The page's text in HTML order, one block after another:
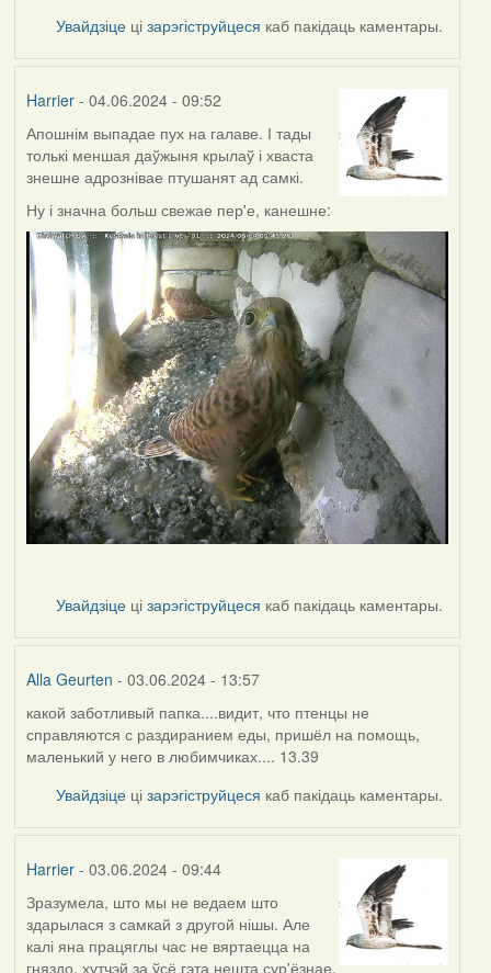
Увайдзіце цізарэгіструйцеся каб пакідаць каментары.
Harrier- 04.06.2024 - 09:52
Апошнім выпадае пух на галаве. І тады
толькі меншая даўжыня крылаў і хваста
знешне адрознівае птушанят ад самкі.
Ну і значна больш свежае пер'е, канешне:
Увайдзіце цізарэгіструйцеся каб пакідаць каментары.
Alla Geurten - 03.06.2024 - 13:57
какой заботливый папка....видит, что птенцы не
справляются с раздиранием еды, пришёл на помощь,
маленький у него в любимчиках.... 13.39
Увайдзіце цізарэгіструйцеся каб пакідаць каментары.
Harrier- 03.06.2024 - 09:44
Зразумела, што мы не ведаем што
здарылася з самкай з другой нішы. Але
калі яна працяглы час не вяртаецца на
гняздо, хутчэй за ўсё гэта нешта сур'ёзнае.